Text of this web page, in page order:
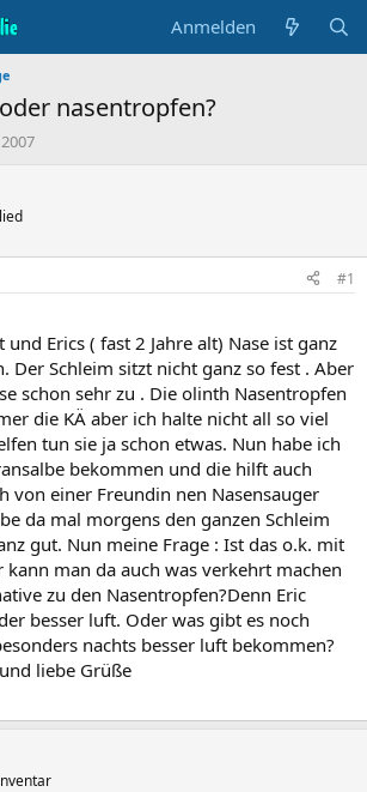
Anmelden
nasentropfen?
#1
und Erics ( fast 2 Jahre alt) Nase ist ganz
Der Schleim sitzt nicht ganz so fest . Aber
schon sehr zu . Die olinth Nasentropfen
die KÄ aber ich halte nicht all so viel
tun sie ja schon etwas. Nun habe ich
bekommen und die hilft auch
von einer Freundin nen Nasensauger
da mal morgens den ganzen Schleim
gut. Nun meine Frage : Ist das o.k. mit
kann man da auch was verkehrt machen
zu den Nasentropfen?Denn Eric
besser luft. Oder was gibt es noch
nachts besser luft bekommen?
liebe Grüße